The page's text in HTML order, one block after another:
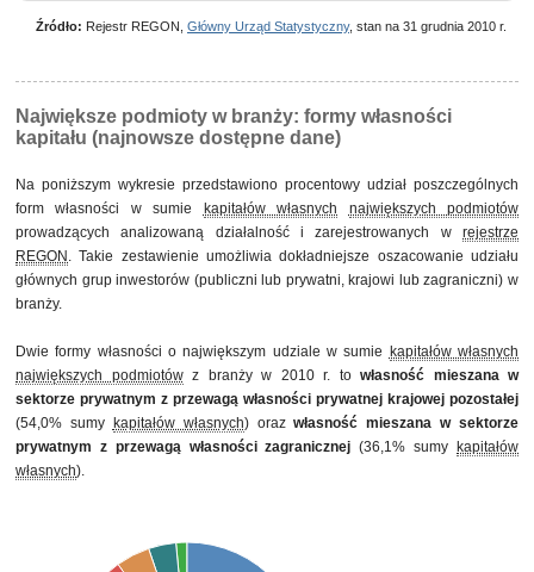
Źródło: Rejestr REGON, Główny Urząd Statystyczny, stan na 31 grudnia 2010 r.
Największe podmioty w branży: formy własności
kapitału (najnowsze dostępne dane)
Na poniższym wykresie przedstawiono procentowy udział poszczególnych
form własności w sumie
kapitałów własnych
największych podmiotów
prowadzących analizowaną działalność i zarejestrowanych w rejestrze
REGON . Takie zestawienie umożliwia dokładniejsze oszacowanie udziału
głównych grup inwestorów (publiczni lub prywatni, krajowi lub zagraniczni) w
branży.
Dwie formy własności o największym udziale w sumie
kapitałów własnych
największych podmiotówz branży w 2010 r. to własność mieszana w
sektorze prywatnym z przewagą własności prywatnej krajowej pozostałej
(54,0% sumy
kapitałów własnych) orazwłasność mieszana w sektorze
prywatnym z przewagą własności zagranicznej (36,1% sumy
kapitałów
własnych).